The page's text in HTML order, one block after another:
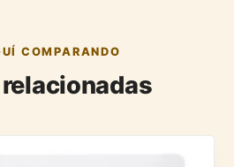
COMPARANDO